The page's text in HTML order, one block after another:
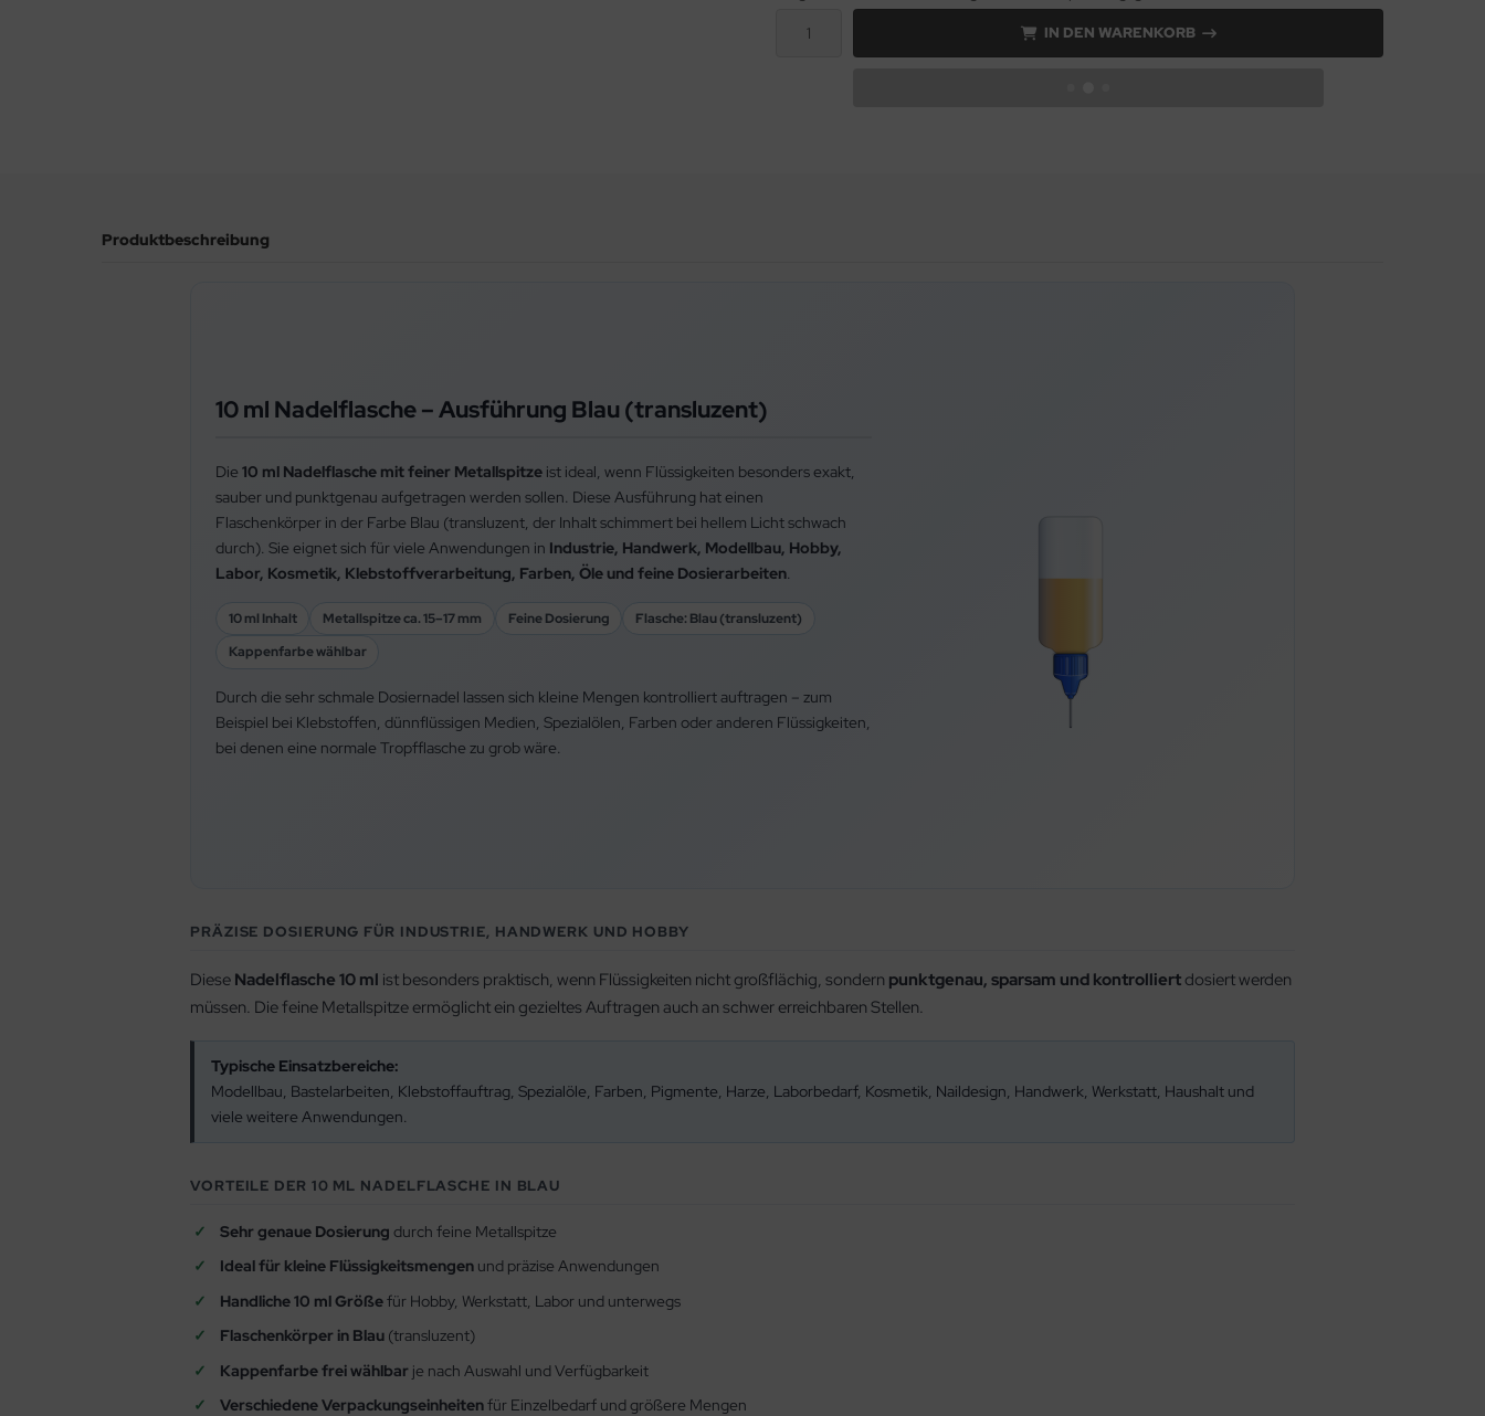
IN DEN WARENKORB
Produktbeschreibung
10 ml Nadelflasche – Ausführung Blau (transluzent)
Die 10 ml Nadelflasche mit feiner Metallspitze ist ideal, wenn Flüssigkeiten besonders exakt,
sauber und punktgenau aufgetragen werden sollen. Diese Ausführung hat einen
Flaschenkörper in der Farbe Blau (transluzent, der Inhalt schimmert bei hellem Licht schwach
durch). Sie eignet sich für viele Anwendungen in Industrie, Handwerk, Modellbau, Hobby,
Labor, Kosmetik, Klebstoffverarbeitung, Farben, Öle und feine Dosierarbeiten.
10 ml Inhalt Metallspitze ca. 15–17 mm Feine Dosierung
Flasche: Blau (transluzent)
Kappenfarbe wählbar
Durch die sehr schmale Dosiernadel lassen sich kleine Mengen kontrolliert auftragen – zum
Beispiel bei Klebstoffen, dünnflüssigen Medien, Spezialölen, Farben oder anderen Flüssigkeiten,
bei denen eine normale Tropfflasche zu grob wäre.
PRÄZISE DOSIERUNG FÜR INDUSTRIE, HANDWERK UND HOBBY
Diese Nadelflasche 10 ml ist besonders praktisch, wenn Flüssigkeiten nicht großflächig, sondern punktgenau, sparsam und kontrolliert dosiert werden
müssen. Die feine Metallspitze ermöglicht ein gezieltes Auftragen auch an schwer erreichbaren Stellen.
Typische Einsatzbereiche:
Modellbau, Bastelarbeiten, Klebstoffauftrag, Spezialöle, Farben, Pigmente, Harze, Laborbedarf, Kosmetik, Naildesign, Handwerk, Werkstatt, Haushalt und
viele weitere Anwendungen.
VORTEILE DER 10 ML NADELFLASCHE IN BLAU
Sehr genaue Dosierung durch feine Metallspitze
Ideal für kleine Flüssigkeitsmengenund präzise Anwendungen
Handliche 10 ml Größefür Hobby, Werkstatt, Labor und unterwegs
Flaschenkörper in Blau(transluzent)
Kappenfarbe frei wählbarje nach Auswahl und Verfügbarkeit
Verschiedene Verpackungseinheitenfür Einzelbedarf und größere Mengen